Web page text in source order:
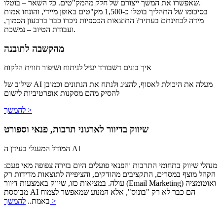
שאפשרו את המשך ייצורם של חלק מהמק"טים. כל השאר – בוטלו.
בסיכומו של התהליך בוטלו כ-1,500 מק"טים באופן מיידי, והונחו אמות
מידה לבחינתם בעתיד? התוצאות הכספיות ניכרו כבר ברבעון הסמוך,
ועבודת הטיוב – נמשכת.
מהקשבה לתובנה
איך בונים דשבורד יעיל לניתוח ושיפור חווית הלקוח
שילוב של AI מעלה את היכולת לאסוף, להציג ולנתח את הנתונים וכמובן
להסיק מהם מסקנות אופרטיביות לישום
להמשך >
שיווק בדיוור לארגוני תרבות, פנאי וספורט
המודל המעגלי בעידן ה AI
מנהלי שיווק בתחומי התרבות והפנאי פועלים היום בזירה צפופה מאי פעם:
הקהל מוצף במסרים, התקציבים מהודקים, והציפייה לתוצאות מדידות רק
עולה. במציאות כזו, שיווק באמצעות דיוור (Email Marketing) ואוטומציה
מבוססת AI הם כבר לא רק "בונוס", אלא המנוע שמאפשר לצמוח
באמת.. להמשך >